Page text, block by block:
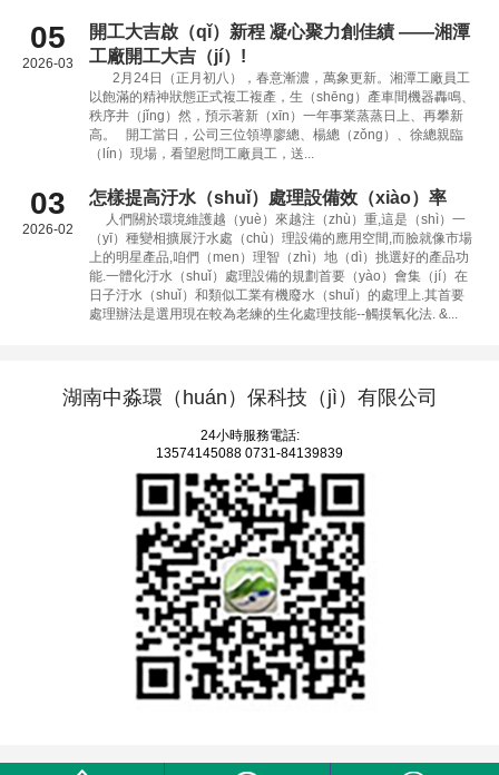
05
2026-03
開工大吉啟（qǐ）新程 凝心聚力創佳績 ——湘潭
工廠開工大吉（jí）!
2月24日（正月初八），春意漸濃，萬象更新。湘潭工廠員工
以飽滿的精神狀態正式複工複產，生（shēng）產車間機器轟鳴、
秩序井（jǐng）然，預示著新（xīn）一年事業蒸蒸日上、再攀新
高。 開工當日，公司三位領導廖總、楊總（zǒng）、徐總親臨
（lín）現場，看望慰問工廠員工，送...
03
2026-02
怎樣提高汙水（shuǐ）處理設備效（xiào）率
人們關於環境維護越（yuè）來越注（zhù）重,這是（shì）一
（yī）種變相擴展汙水處（chù）理設備的應用空間,而臉就像市場
上的明星產品,咱們（men）理智（zhì）地（dì）挑選好的產品功
能.一體化汙水（shuǐ）處理設備的規劃首要（yào）會集（jí）在
日子汙水（shuǐ）和類似工業有機廢水（shuǐ）的處理上.其首要
處理辦法是選用現在較為老練的生化處理技能--觸摸氧化法. &...
湖南中淼環（huán）保科技（jì）有限公司
24小時服務電話:
13574145088 0731-84139839